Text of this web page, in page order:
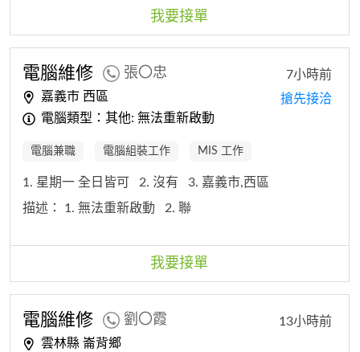
我要接單
電腦維修 張〇忠
嘉義市 西區
電腦類型：其他: 無法重新啟動
7小時前
搶先接洽
電腦兼職 電腦組裝工作 MIS 工作
1. 星期一 全日皆可 2. 沒有
3. 嘉義市,西區
描述： 1. 無法重新啟動 2. 聯
我要接單
電腦維修 劉〇霞
雲林縣 崙背鄉
13小時前